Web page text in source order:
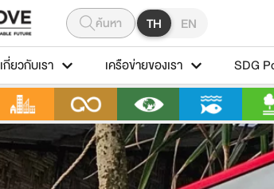
ค้นหา TH EN
เกี่ยวกับเรา เครือข่ายของเรา SDG